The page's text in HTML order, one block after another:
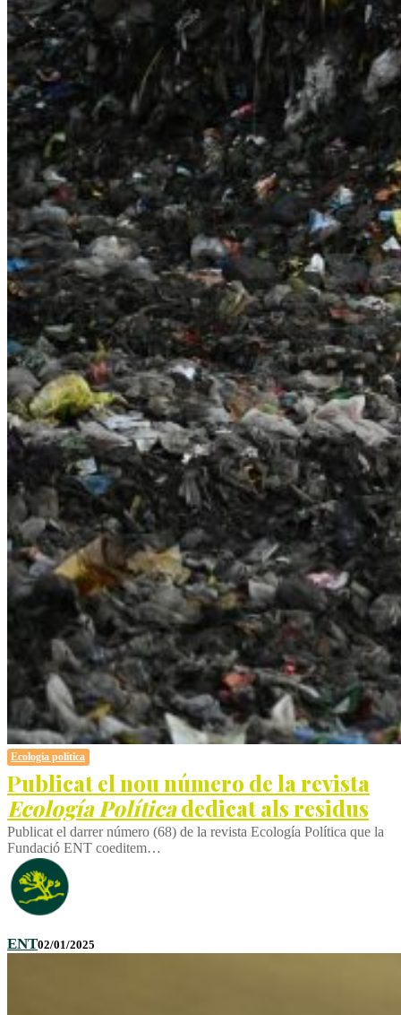
Ecologia política
Publicat el nou número de la revista
Ecología Políticadedicat als residus
Publicat el darrer número (68) de la revista Ecología Política que la
Fundació ENT coeditem…
ENT02/01/2025